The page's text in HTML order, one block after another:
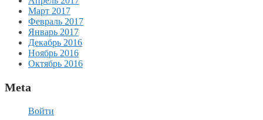
Март 2017
Февраль 2017
Январь 2017
Декабрь 2016
Ноябрь 2016
Октябрь 2016
Meta
Войти